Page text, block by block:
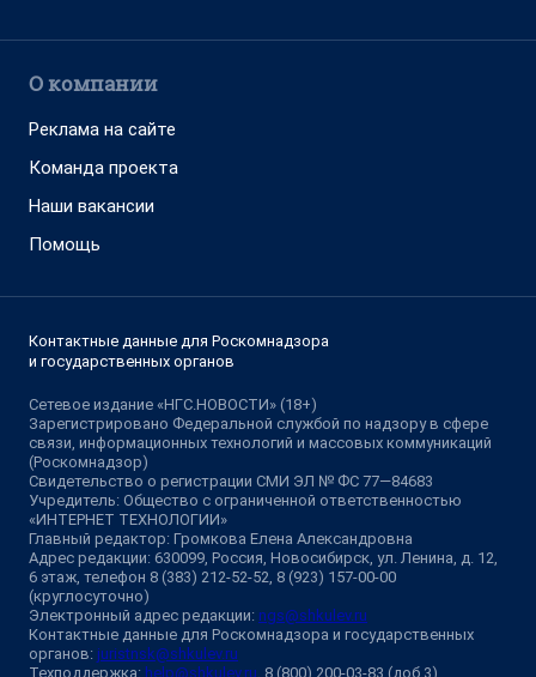
О компании
Реклама на сайте
Команда проекта
Наши вакансии
Помощь
Контактные данные для Роскомнадзора
и государственных органов
Сетевое издание «НГС.НОВОСТИ» (18+)
Зарегистрировано Федеральной службой по надзору в сфере
связи, информационных технологий и массовых коммуникаций
(Роскомнадзор)
Свидетельство о регистрации СМИ ЭЛ № ФС 77—84683
Учредитель: Общество с ограниченной ответственностью
«ИНТЕРНЕТ ТЕХНОЛОГИИ»
Главный редактор: Громкова Елена Александровна
Адрес редакции: 630099, Россия, Новосибирск, ул. Ленина, д. 12,
6 этаж, телефон 8 (383) 212-52-52, 8 (923) 157-00-00
(круглосуточно)
Электронный адрес редакции: ngs@shkulev.ru
Контактные данные для Роскомнадзора и государственных
органов: juristnsk@shkulev.ru
Техподдержка: help@shkulev.ru , 8 (800) 200-03-83 (доб.3)